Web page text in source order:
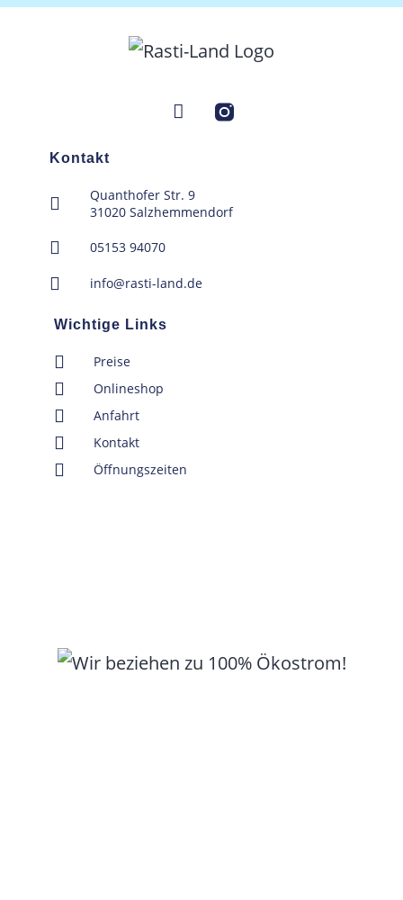
Kontakt
Quanthofer Str. 9
31020 Salzhemmendorf
05153 94070
info@rasti-land.de
Wichtige Links
Preise
Onlineshop
Anfahrt
Kontakt
Öffnungszeiten